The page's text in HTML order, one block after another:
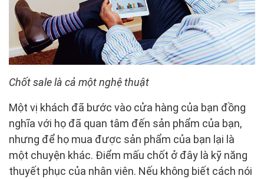
Chốt sale là cả một nghệ thuật
Một vị khách đã bước vào cửa hàng của bạn đồng
nghĩa với họ đã quan tâm đến sản phẩm của bạn,
nhưng để họ mua được sản phẩm của bạn lại là
một chuyện khác. Điểm mấu chốt ở đây là kỹ năng
thuyết phục của nhân viên. Nếu không biết cách nói